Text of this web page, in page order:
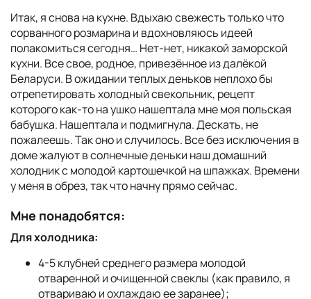
Итак, я снова на кухне. Вдыхаю свежесть только что
сорванного розмарина и вдохновляюсь идеей
полакомиться сегодня… Нет-нет, никакой заморской
кухни. Все свое, родное, привезённое из далёкой
Беларуси. В ожидании теплых деньков неплохо бы
отрепетировать холодный свекольник, рецепт
которого как-то на ушко нашептала мне моя польская
бабушка. Нашептала и подмигнула. Дескать, не
пожалеешь. Так оно и случилось. Все без исключения в
доме жалуют в солнечные деньки наш домашний
холодник с молодой картошечкой на шпажках. Времени
у меня в обрез, так что начну прямо сейчас.
Мне понадобятся:
Для холодника:
4-5 клубней среднего размера молодой
отваренной и очищенной свеклы (как правило, я
отвариваю и охлаждаю ее заранее);